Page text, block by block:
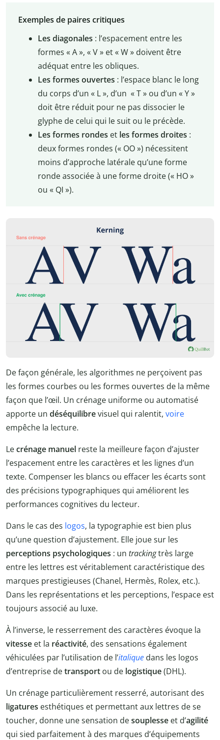
Exemples de paires critiques
Les diagonales : l’espacement entre les
formes « A », « V » et « W » doivent être
adéquat entre les obliques.
Les formes ouvertes : l’espace blanc le long
du corps d’un « L », d’un « T » ou d’un « Y »
doit être réduit pour ne pas dissocier le
glyphe de celui qui le suit ou le précède.
Les formes rondes et les formes droites :
deux formes rondes (« OO ») nécessitent
moins d’approche latérale qu’une forme
ronde associée à une forme droite (« HO »
ou « QI »).
De façon générale, les algorithmes ne perçoivent pas
les formes courbes ou les formes ouvertes de la même
façon que l’œil. Un crénage uniforme ou automatisé
apporte un déséquilibrevisuel qui ralentit, voire
empêche la lecture.
Lecrénage manuel reste la meilleure façon d’ajuster
l’espacement entre les caractères et les lignes d’un
texte. Compenser les blancs ou effacer les écarts sont
des précisions typographiques qui améliorent les
performances cognitives du lecteur.
Dans le cas des logos, la typographie est bien plus
qu’une question d’ajustement. Elle joue sur les
perceptions psychologiques : un trackingtrès large
entre les lettres est véritablement caractéristique des
marques prestigieuses (Chanel, Hermès, Rolex, etc.).
Dans les représentations et les perceptions, l’espace est
toujours associé au luxe.
À l’inverse, le resserrement des caractères évoque la
vitesse et la réactivité, des sensations également
véhiculées par l’utilisation de l’italique dans les logos
d’entreprise detransport ou de logistique(DHL).
Un crénage particulièrement resserré, autorisant des
ligatures esthétiques et permettant aux lettres de se
toucher, donne une sensation desouplesse et d’agilité
qui sied parfaitement à des marques d’équipements